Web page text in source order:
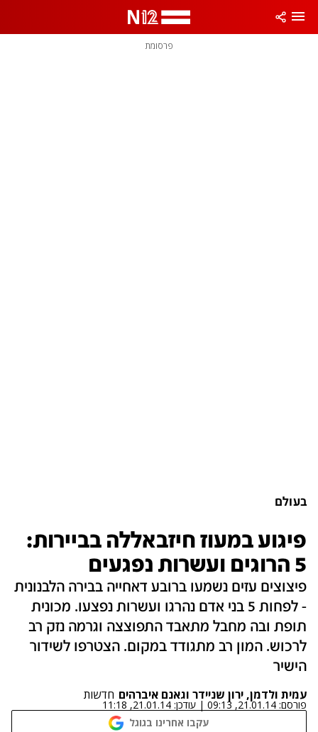
פרסומת
בעולם
פיגוע במעוז חיזבאללה בביירות:
5 הרוגים ועשרות נפגעים
פיצוצים עזים נשמעו ברובע דאחייה בבירה הלבנונית
- לפחות 5 בני אדם נהרגו ועשרות נפצעו. מכונית
תופת ובה מחבל מתאבד התפוצצה וגרמה נזק רב
לרכוש. המון רב מתגודד במקום. הצטרפו לשידור
הישיר
עמית ולדמן, ירון שניידר וגאנם איברהים חדשות
פורסם: 21.01.14, 09:13
| עודכן: 21.01.14, 11:18
עקבו אחרינו בגוגל